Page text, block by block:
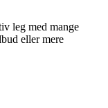
leg med mange
eller mere